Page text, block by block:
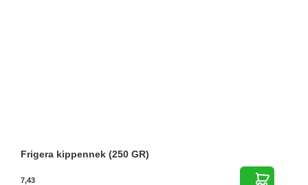
Frigera kippennek (250 GR)
7,43